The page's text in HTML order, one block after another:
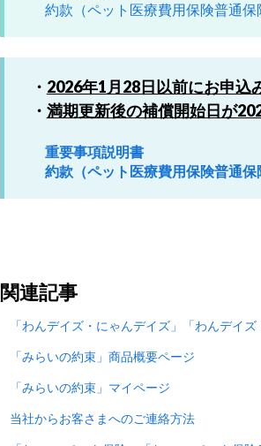
約款（ペット医療費用保険普通保
・ 2026年1月28日以前にお申込
・ 満期更新後の補償開始日が
重要事項説明書
約款（ペット医療費用保険普通保
関連記事
「わんデイズ・にゃんデイズ」「わんデイ
「みらいの約束」商品概要ページ
「みらいの約束」マイページ
当社からお客さまへのご連絡方法